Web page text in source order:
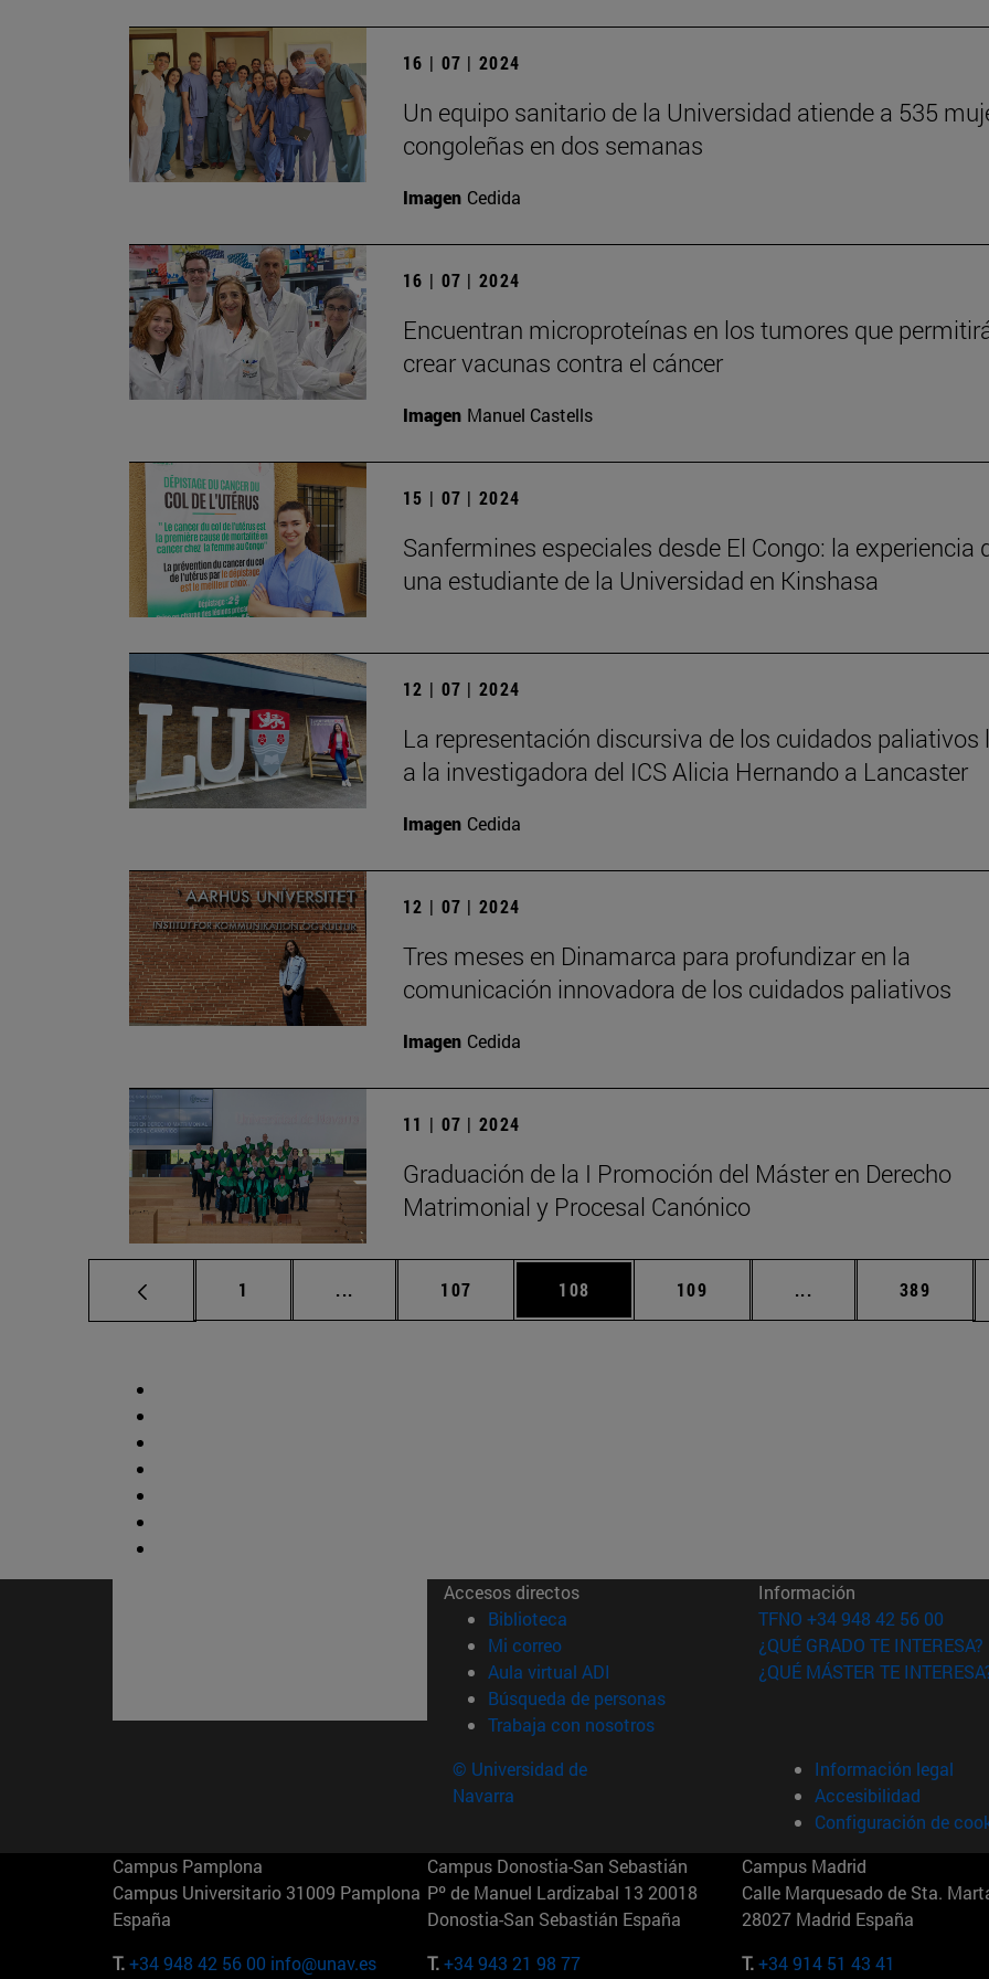
16 | 07 | 2024
Un equipo sanitario de la Universidad atiende a 535
congoleñas en dos semanas
Imagen Cedida
16 | 07 | 2024
Encuentran microproteínas en los tumores que
crear vacunas contra el cáncer
Imagen Manuel Castells
15 | 07 | 2024
Sanfermines especiales desde El Congo: la experiencia
una estudiante de la Universidad en Kinshasa
12 | 07 | 2024
La representación discursiva de los cuidados paliativos
a la investigadora del ICS Alicia Hernando a Lancaster
Imagen Cedida
12 | 07 | 2024
Tres meses en Dinamarca para profundizar en la
comunicación innovadora de los cuidados paliativos
Imagen Cedida
11 | 07 | 2024
Graduación de la I Promoción del Máster en Derecho
Matrimonial y Procesal Canónico
Página
1 ... Páginas intermedias Use TAB para desplazarse.
Página
107 Página
108 Página
109 ... Páginas intermedias
Página
389
Accesos directos
Biblioteca (abre en nueva ventana)
Mi correo(abre en nueva ventana)
Aula virtual ADI (abre en nueva ventana)
Búsqueda de personas(abre en nueva ventana)
Trabaja con nosotros(abre en nueva ventana)
Información
TFNO +34 948 42 56 00
¿QUÉ GRADO TE INTERESA?
¿QUÉ MÁSTER TE
© Universidad de
Navarra
Información legal
Accesibilidad
Configuración de
Campus Pamplona
Campus Universitario 31009 Pamplona
España
T.+34 948 42 56 00 info@unav.es
Campus Donostia-San Sebastián
Pº de Manuel Lardizabal 13 20018
Donostia-San Sebastián España
T.+34 943 21 98 77
Campus Madrid
Calle Marquesado de Sta.
28027 Madrid España
T.+34 914 51 43 41